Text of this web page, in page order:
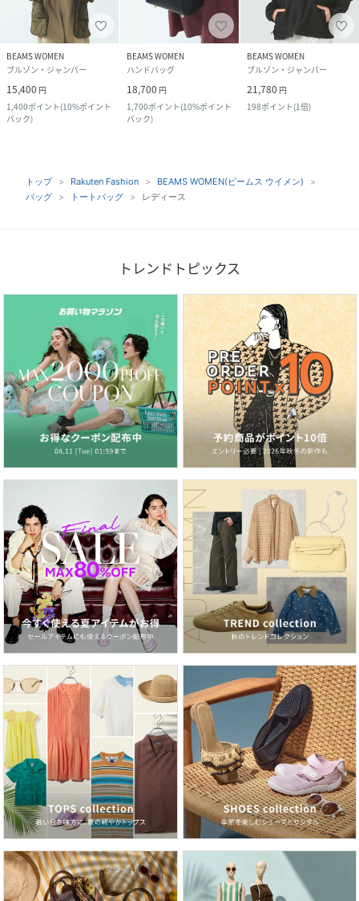
BEAMS WOMEN
ブルゾン・ジャンパー
15,400 円
1,400ポイント(10%ポイント
バック)
BEAMS WOMEN
ハンドバッグ
18,700 円
1,700ポイント(10%ポイント
バック)
BEAMS WOMEN
ブルゾン・ジャンパー
21,780 円
198ポイント(1倍)
トップ Rakuten Fashion
BEAMS WOMEN(ビームス ウイメン)
バッグ
トートバッグ レディース
トレンドトピックス